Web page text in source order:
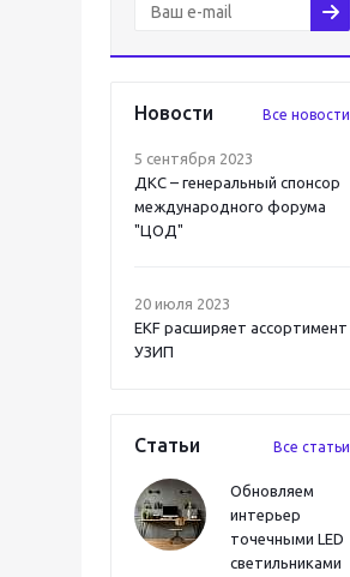
Новости Все новости
5 сентября 2023
ДКС – генеральный спонсор
международного форума
"ЦОД"
20 июля 2023
EKF расширяет ассортимент
УЗИП
Статьи Все статьи
Обновляем
интерьер
точечными LED
светильниками